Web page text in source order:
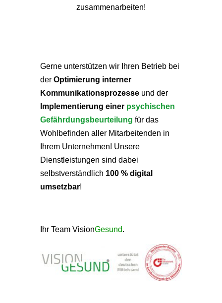
zusammenarbeiten!
Gerne unterstützen wir Ihren Betrieb bei
der Optimierung interner
Kommunikationsprozesseund der
Implementierung einer psychischen
Gefährdungsbeurteilung für das
Wohlbefinden aller Mitarbeitenden in
Ihrem Unternehmen! Unsere
Dienstleistungen sind dabei
selbstverständlich 100 % digital
umsetzbar!
Ihr Team VisionGesund.